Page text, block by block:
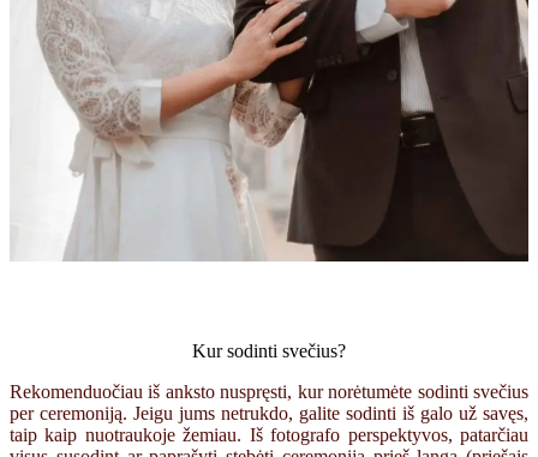
Kur sodinti svečius?
Rekomenduočiau iš anksto nuspręsti, kur norėtumėte sodinti svečius
per ceremoniją. Jeigu jums netrukdo, galite sodinti iš galo už savęs,
taip kaip nuotraukoje žemiau. Iš fotografo perspektyvos, patarčiau